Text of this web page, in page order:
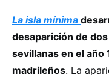
La isla mínima
desaparición de
sevillanas en el
madrileños. La